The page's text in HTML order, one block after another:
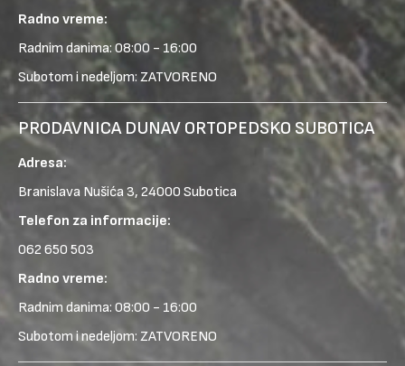
Radno vreme:
Radnim danima: 08:00 - 16:00
Subotom i nedeljom: ZATVORENO
PRODAVNICA DUNAV ORTOPEDSKO SUBOTICA
Adresa:
Branislava Nušića 3, 24000 Subotica
Telefon za informacije:
062 650 503
Radno vreme:
Radnim danima: 08:00 - 16:00
Subotom i nedeljom: ZATVORENO